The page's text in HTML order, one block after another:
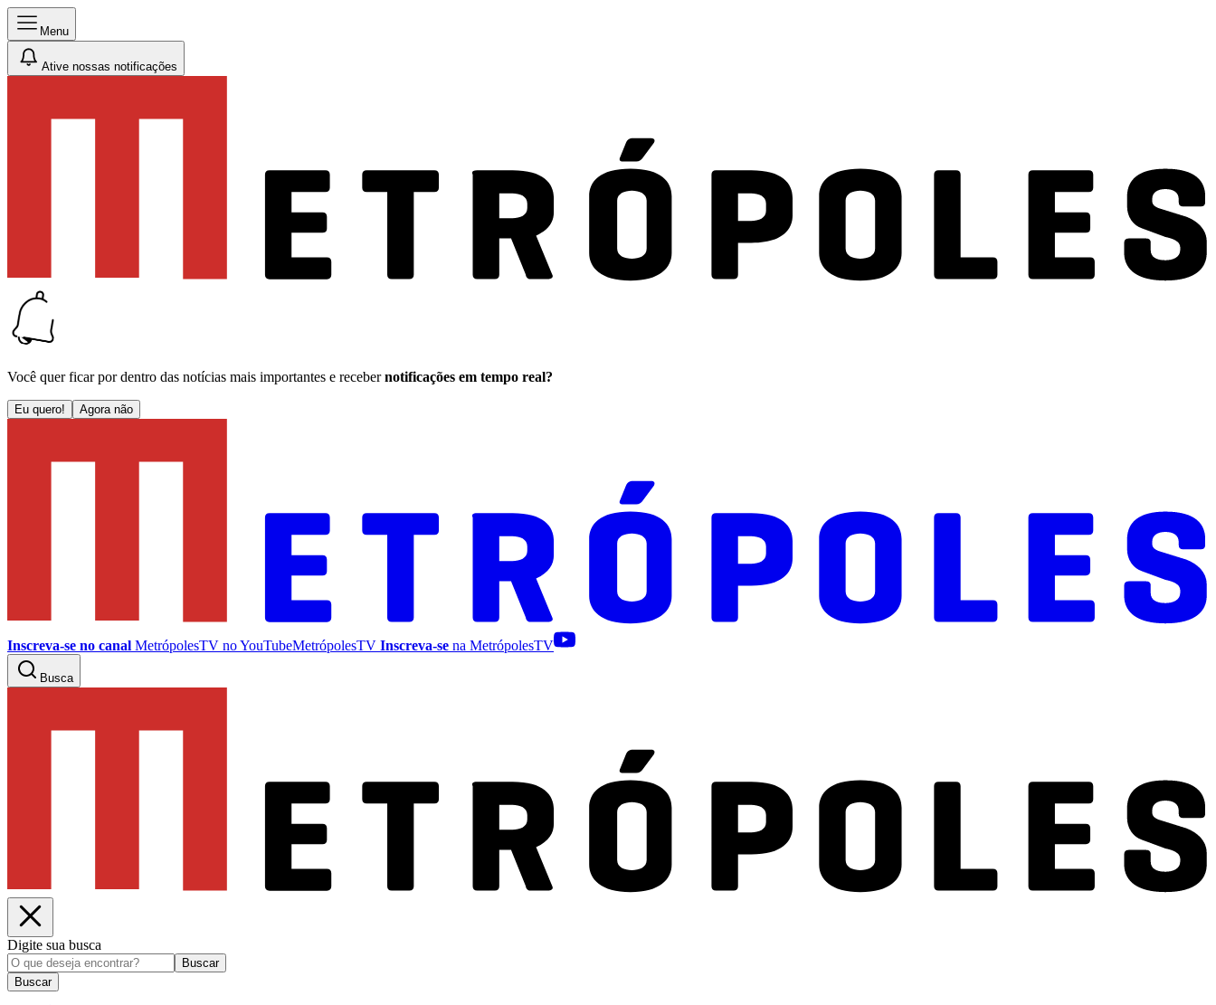
Menu
Ative nossas notificações
Você quer ficar por dentro das notícias mais importantes e receber notificações em tempo real?
Eu quero! Agora não
Inscreva-se no canal MetrópolesTV noYouTubeMetrópolesTV Inscreva-se na MetrópolesTV
Busca
Digite sua busca
Buscar
Buscar